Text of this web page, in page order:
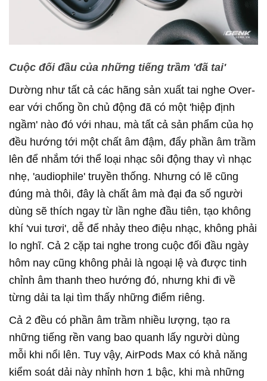
Cuộc đối đầu của những tiếng trầm 'đã tai'
Dường như tất cả các hãng sản xuất tai nghe Over-
ear với chống ồn chủ động đã có một 'hiệp định
ngầm' nào đó với nhau, mà tất cả sản phẩm của họ
đều hướng tới một chất âm đậm, đẩy phần âm trầm
lên để nhắm tới thể loại nhạc sôi động thay vì nhạc
nhẹ, 'audiophile' truyền thống. Nhưng có lẽ cũng
đúng mà thôi, đây là chất âm mà đại đa số người
dùng sẽ thích ngay từ lần nghe đầu tiên, tạo không
khí 'vui tươi', dễ để nhảy theo điệu nhạc, không phải
lo nghĩ. Cả 2 cặp tai nghe trong cuộc đối đầu ngày
hôm nay cũng không phải là ngoại lệ và được tinh
chỉnh âm thanh theo hướng đó, nhưng khi đi về
từng dải ta lại tìm thấy những điểm riêng.
Cả 2 đều có phần âm trầm nhiều lượng, tạo ra
những tiếng rền vang bao quanh lấy người dùng
mỗi khi nổi lên. Tuy vậy, AirPods Max có khả năng
kiểm soát dải này nhỉnh hơn 1 bậc, khi mà những